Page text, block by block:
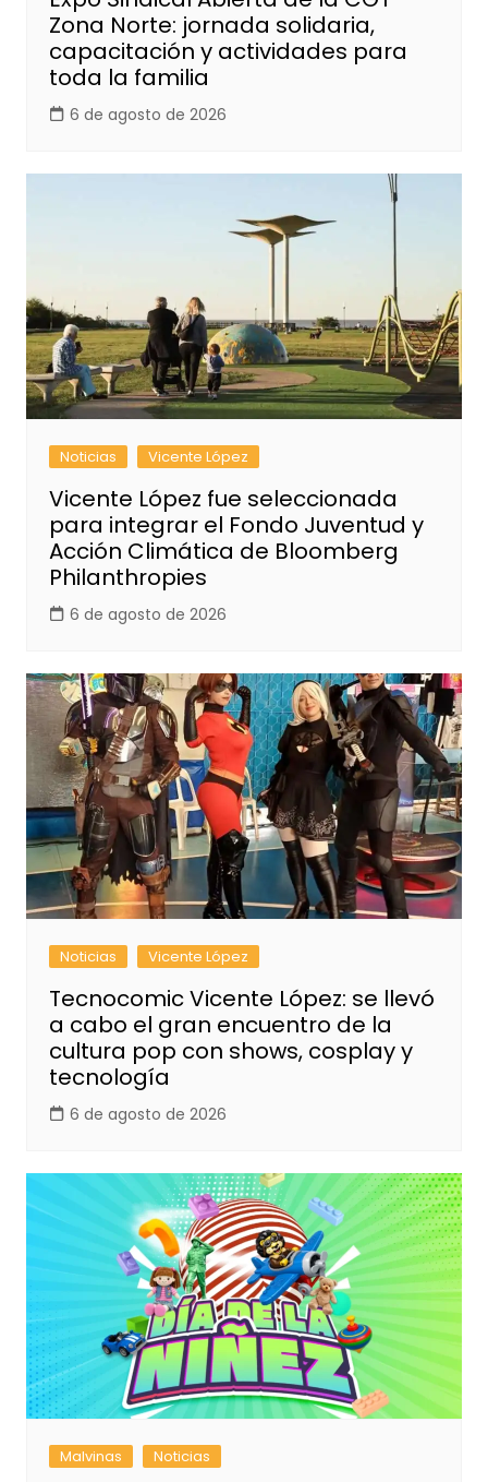
Zona Norte: jornada solidaria,
capacitación y actividades para
toda la familia
6 de agosto de 2026
Noticias Vicente López
Vicente López fue seleccionada
para integrar el Fondo Juventud y
Acción Climática de Bloomberg
Philanthropies
6 de agosto de 2026
Noticias Vicente López
Tecnocomic Vicente López: se llevó
a cabo el gran encuentro de la
cultura pop con shows, cosplay y
tecnología
6 de agosto de 2026
Malvinas Noticias